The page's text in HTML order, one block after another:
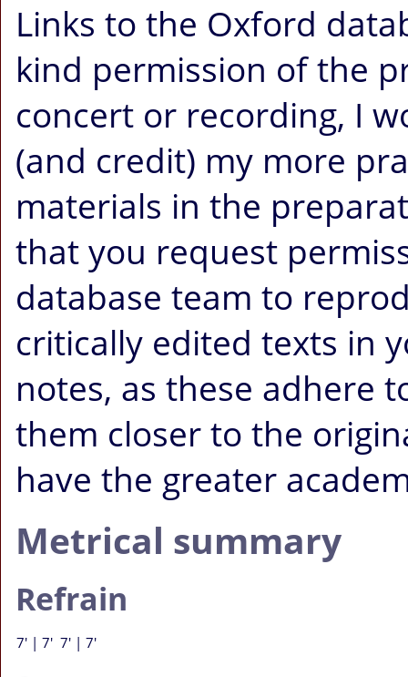
Links to the Oxford
kind permission of the
concert or recording, I
(and credit) my more
materials in the
that you request
database team to
critically edited texts in
notes, as these adhere
them closer to the
have the greater
Metrical summary
Refrain
7' | 7' 7' | 7'